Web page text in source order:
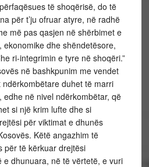
të shoqërisë, do të
për t’ju ofruar atyre, në radhë
më pas qasjen në shërbimet e
ekonomike dhe shëndetësore,
ri-integrimin e tyre në shoqëri.”
në bashkpunim me vendet
duhet të marri
në nivel ndërkombëtar, që
si një krim lufte dhe si
për viktimat e dhunës
Këtë angazhim të
për të kërkuar drejtësi
e dhunuara, në të vërtetë, e vuri